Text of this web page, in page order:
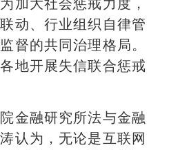
加大社会惩戒力度，
动、行业组织自律管
督的共同治理格局。
地开展失信联合惩戒
金融研究所法与金融
认为，无论是互联网